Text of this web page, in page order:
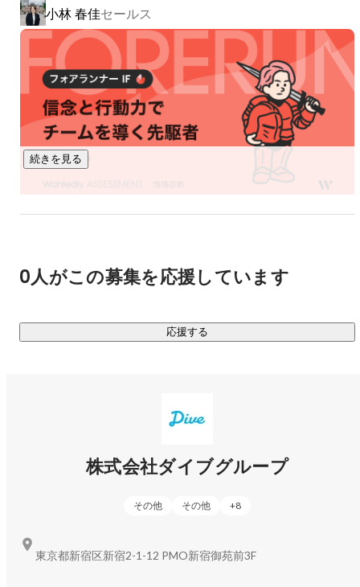
その後は、母国を離れ日本に”ダイブ”し就労される海外の方々
と人材不足に悩む観光地をつなぐ【海外人材事業】をスター
ト。
2024年には、IT・DX化が進まずに生産性があがらない観光
地へのIT支援を行う【観光DX事業】をスタートさせていま
す。
現在は人材管理の大課題を解決する観光業界特化型SaaSを特
許出願中。
小林 春佳セールス
続きを見る
0人がこの募集を応援しています
応援する
株式会社ダイブグループ
その他 その他 +8
東京都新宿区新宿2-1-12 PMO新宿御苑前3F